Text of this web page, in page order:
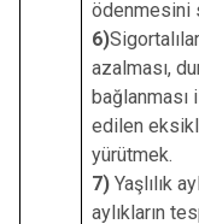
ödenmesini
6)
azalması,
bağlanması
edilen
yürütmek.
7)Yaşlılık
aylıkların